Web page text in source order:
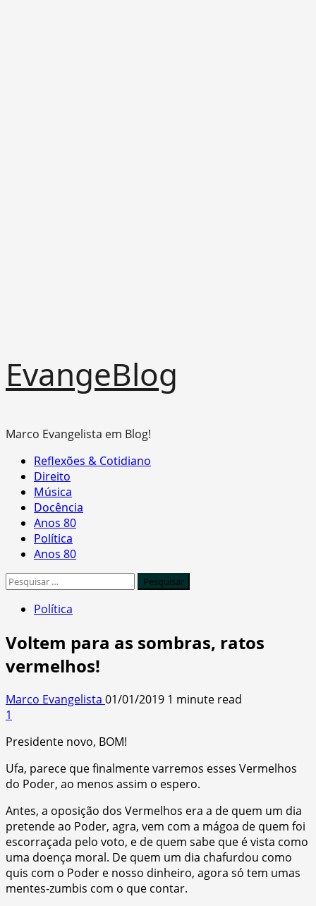
to
content
EvangeBlog
Marco Evangelista em Blog!
Primary
Menu
Reflexões & Cotidiano
Direito
Música
Docência
Anos 80
Política
Anos 80
Pesquisar
Política
Voltem para as sombras, ratos
vermelhos!
Marco Evangelista 01/01/2019 1 minute read
1
Presidente novo, BOM!
Ufa, parece que finalmente varremos esses Vermelhos
do Poder, ao menos assim o espero.
Antes, a oposição dos Vermelhos era a de quem um dia
pretende ao Poder, agra, vem com a mágoa de quem foi
escorraçada pelo voto, e de quem sabe que é vista como
uma doença moral. De quem um dia chafurdou como
quis com o Poder e nosso dinheiro, agora só tem umas
mentes-zumbis com o que contar.